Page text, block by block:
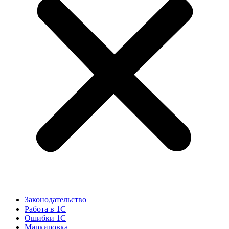
Законодательство
Работа в 1С
Ошибки 1С
Маркировка